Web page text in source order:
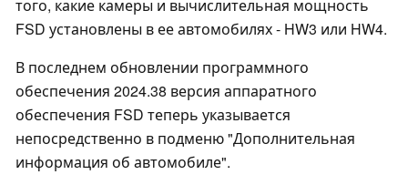
того, какие камеры и вычислительная мощность
FSD установлены в ее автомобилях - HW3 или HW4.
В последнем обновлении программного
обеспечения 2024.38 версия аппаратного
обеспечения FSD теперь указывается
непосредственно в подменю "Дополнительная
информация об автомобиле".